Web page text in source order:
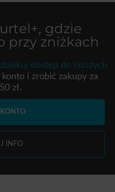
, gdzie
przy zniżkach
dostęp do niższych
i zrobić zakupy za
zł.
INFO